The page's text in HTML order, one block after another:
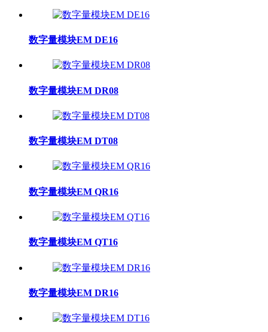
数字量模块EM DE16
数字量模块EM DR08
数字量模块EM DT08
数字量模块EM QR16
数字量模块EM QT16
数字量模块EM DR16